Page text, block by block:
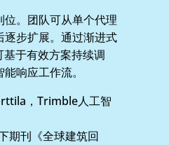
。团队可从单个代理
步扩展。通过渐进式
于有效方案持续调
响应工作流。
，Trimble人工智
期刊《全球建筑回